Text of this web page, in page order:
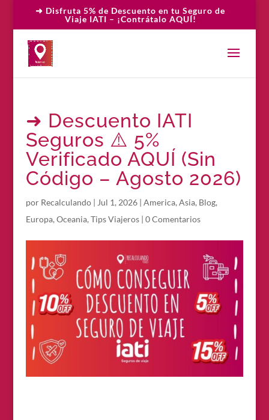
➜ Disfruta 5% de Descuento en tu Seguro de
Viaje IATI – ¡Contrátalo AQUÍ!
➜ Descuento IATI
Seguros ⚠️ 5%
Verificado AQUÍ (Sin
Código – Agosto 2026)
por Recalculando| Jul 1, 2026| America, Asia, Blog,
Europa, Oceania, Tips Viajeros| 0 Comentarios